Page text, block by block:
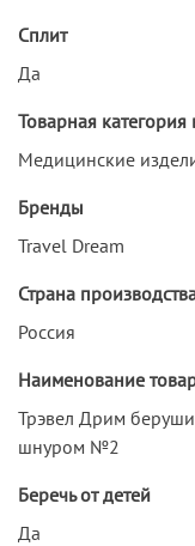
Сплит
Да
Товарная категория
Медицинские
Бренды
Travel Dream
Страна
Россия
Наименование
Трэвел Дрим
шнуром №2
Беречь от детей
Да